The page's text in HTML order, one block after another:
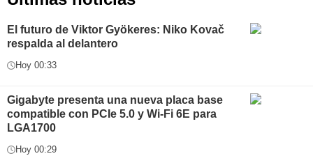
El futuro de Viktor Gyökeres: Niko Kovač
respalda al delantero
Hoy 00:33
Gigabyte presenta una nueva placa base
compatible con PCIe 5.0 y Wi-Fi 6E para
LGA1700
Hoy 00:29